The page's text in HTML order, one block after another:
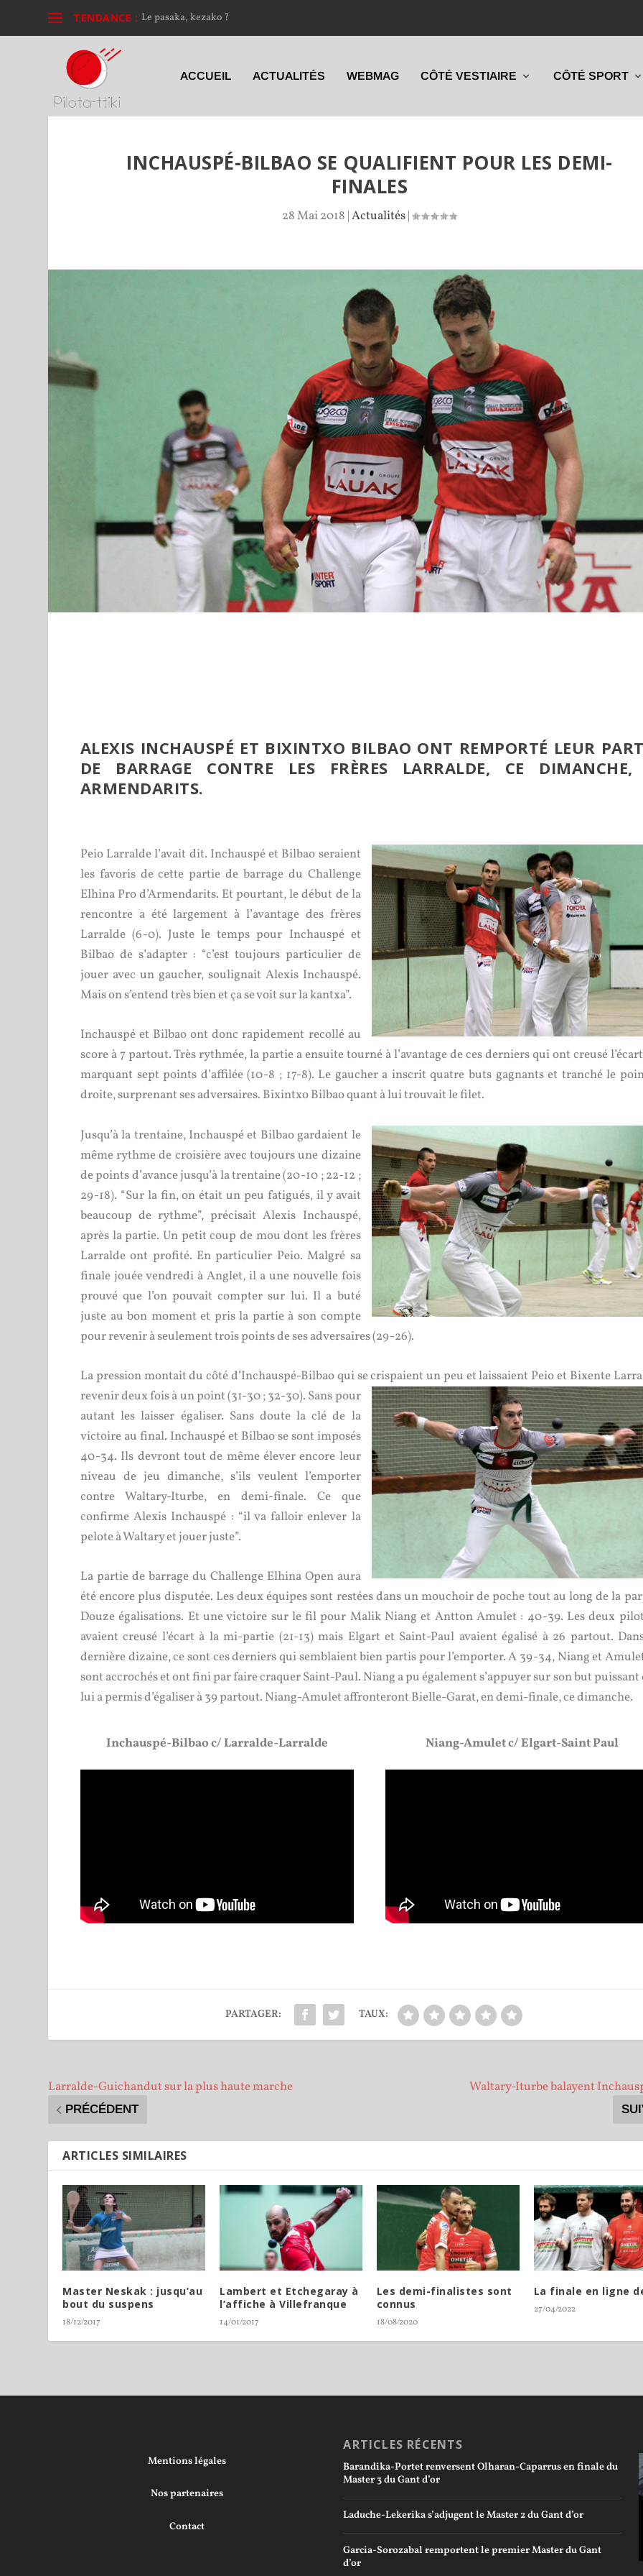
TENDANCE : Le pasaka, kezako ?
ACCUEIL ACTUALITÉS WEBMAG CÔTÉ VESTIAIRE CÔTÉ SPORT
INCHAUSPÉ-BILBAO SE QUALIFIENT POUR LES DEMI-
FINALES
28 Mai 2018 |Actualités|
ALEXIS INCHAUSPÉ ET BIXINTXO BILBAO ONT REMPORTÉ LEUR
DE BARRAGE CONTRE LES FRÈRES LARRALDE, CE
ARMENDARITS.
Peio Larralde l’avait dit. Inchauspé et Bilbao seraient
les favoris de cette partie de barrage du Challenge
Elhina Pro d’Armendarits. Et pourtant, le début de la
rencontre a été largement à l’avantage des frères
Larralde (6-0). Juste le temps pour Inchauspé et
Bilbao de s’adapter : “c’est toujours particulier de
jouer avec un gaucher, soulignait Alexis Inchauspé.
Mais on s’entend très bien et ça se voit sur la kantxa”.
Inchauspé et Bilbao ont donc rapidement recollé au
score à 7 partout. Très rythmée, la partie a ensuite tourné à l’avantage de ces derniers qui ont creusé
marquant sept points d’affilée (10-8 ; 17-8). Le gaucher a inscrit quatre buts gagnants et tranché le
droite, surprenant ses adversaires. Bixintxo Bilbao quant à lui trouvait le filet.
Jusqu’à la trentaine, Inchauspé et Bilbao gardaient le
même rythme de croisière avec toujours une dizaine
de points d’avance jusqu’à la trentaine (20-10 ; 22-12 ;
29-18). “Sur la fin, on était un peu fatigués, il y avait
beaucoup de rythme”, précisait Alexis Inchauspé,
après la partie. Un petit coup de mou dont les frères
Larralde ont profité. En particulier Peio. Malgré sa
finale jouée vendredi à Anglet, il a une nouvelle fois
prouvé que l’on pouvait compter sur lui. Il a buté
juste au bon moment et pris la partie à son compte
pour revenir à seulement trois points de ses adversaires (29-26).
La pression montait du côté d’Inchauspé-Bilbao qui se crispaient un peu et laissaient Peio et Bixente
revenir deux fois à un point (31-30 ; 32-30). Sans pour
autant les laisser égaliser. Sans doute la clé de la
victoire au final. Inchauspé et Bilbao se sont imposés
40-34. Ils devront tout de même élever encore leur
niveau de jeu dimanche, s’ils veulent l’emporter
contre Waltary-Iturbe, en demi-finale. Ce que
confirme Alexis Inchauspé : “il va falloir enlever la
pelote à Waltary et jouer juste”.
La partie de barrage du Challenge Elhina Open aura
été encore plus disputée. Les deux équipes sont restées dans un mouchoir de poche tout au long de la
Douze égalisations. Et une victoire sur le fil pour Malik Niang et Antton Amulet : 40-39. Les deux
avaient creusé l’écart à la mi-partie (21-13) mais Elgart et Saint-Paul avaient égalisé à 26 partout.
dernière dizaine, ce sont ces derniers qui semblaient bien partis pour l’emporter. A 39-34, Niang et
sont accrochés et ont fini par faire craquer Saint-Paul. Niang a pu également s’appuyer sur son but puissant
lui a permis d’égaliser à 39 partout. Niang-Amulet affronteront Bielle-Garat, en demi-finale, ce dimanche.
Inchauspé-Bilbao c/ Larralde-Larralde Niang-Amulet c/ Elgart-Saint Paul
PARTAGER: TAUX:
Larralde-Guichandut sur la plus haute marche
PRÉCÉDENT
Waltary-Iturbe balayent
ARTICLES SIMILAIRES
Master Neskak : jusqu’au
bout du suspens
18/12/2017
Lambert et Etchegaray à
l’affiche à Villefranque
14/01/2017
Les demi-finalistes sont
connus
18/08/2020
La finale en ligne
27/04/2022
Mentions légales
Nos partenaires
Contact
ARTICLES RÉCENTS
Barandika-Portet renversent Olharan-Caparrus en finale du
Master 3 du Gant d’or
Laduche-Lekerika s’adjugent le Master 2 du Gant d’or
Garcia-Sorozabal remportent le premier Master du Gant
d’or